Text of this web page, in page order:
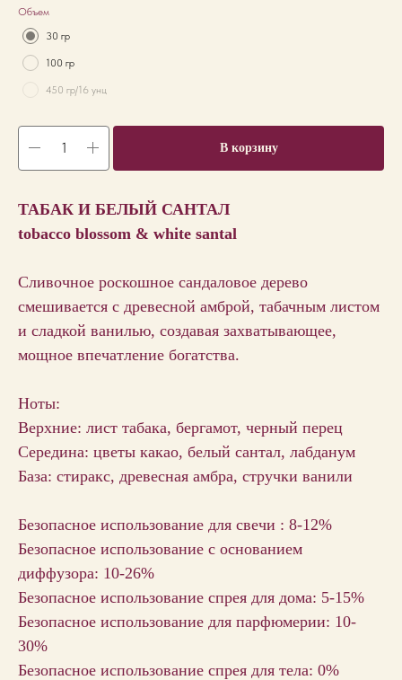
Объем
30 гр
100 гр
450 гр/16 унц
В корзину
ТАБАК И БЕЛЫЙ САНТАЛ
tobacco blossom & white santal
Сливочное роскошное сандаловое дерево
смешивается с древесной амброй, табачным листом
и сладкой ванилью, создавая захватывающее,
мощное впечатление богатства.
Ноты:
Верхние: лист табака, бергамот, черный перец
Середина: цветы какао, белый сантал, лабданум
База: стиракс, древесная амбра, стручки ванили
Безопасное использование для свечи : 8-12%
Безопасное использование с основанием
диффузора: 10-26%
Безопасное использование спрея для дома: 5-15%
Безопасное использование для парфюмерии: 10-
30%
Безопасное использование спрея для тела: 0%